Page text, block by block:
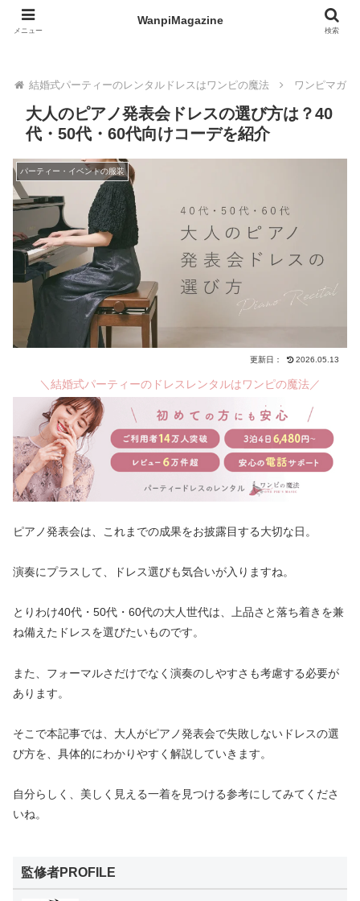
WanpiMagazine
結婚式パーティーのレンタルドレスはワンピの魔法 ワンピマガジ
大人のピアノ発表会ドレスの選び方は？40
代・50代・60代向けコーデを紹介
パーティー・イベントの服装
更新日： 2026.05.13
＼結婚式パーティーのドレスレンタルはワンピの魔法／
ピアノ発表会は、これまでの成果をお披露目する大切な日。
演奏にプラスして、ドレス選びも気合いが入りますね。
とりわけ40代・50代・60代の大人世代は、上品さと落ち着きを兼
ね備えたドレスを選びたいものです。
また、フォーマルさだけでなく演奏のしやすさも考慮する必要が
あります。
そこで本記事では、大人がピアノ発表会で失敗しないドレスの選
び方を、具体的にわかりやすく解説していきます。
自分らしく、美しく見える一着を見つける参考にしてみてくださ
いね。
監修者PROFILE
メニュー
WanpiMagazine
検索